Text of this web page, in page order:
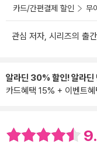
카드/간편결제 할인 무
관심 저자, 시리즈의 출
알라딘 30% 할인! 알라딘
카드혜택 15% + 이벤트